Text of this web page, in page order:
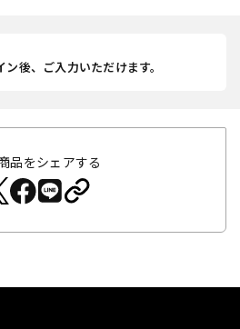
後、ご入力いただけます。
品をシェアする